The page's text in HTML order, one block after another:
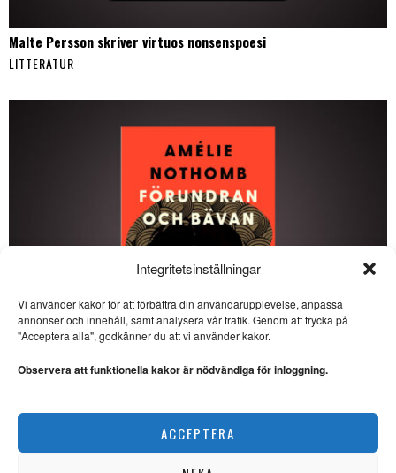
Integritetsinställningar
Vi använder kakor för att förbättra din användarupplevelse, anpassa
annonser och innehåll, samt analysera vår trafik. Genom att trycka på
"Acceptera alla", godkänner du att vi använder kakor.
Observera att funktionella kakor är nödvändiga för inloggning.
ACCEPTERA
Malte Persson skriver virtuos nonsenspoesi
LITTERATUR
Amélie Nothomb skildrar kulturkrockar i Japan
SE ÄVEN
– om värden bortom virke
Misha Istratov,